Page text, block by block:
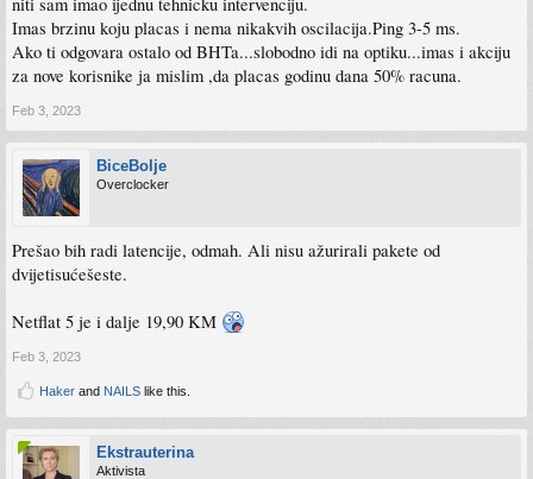
Imas brzinu koju placas i nema nikakvih oscilacija.Ping 3-5 ms.
Ako ti odgovara ostalo od BHTa...slobodno idi na optiku...imas i akciju
za nove korisnike ja mislim ,da placas godinu dana 50% racuna.
Feb 3, 2023
BiceBolje
Overclocker
Prešao bih radi latencije, odmah. Ali nisu ažurirali pakete od
dvijetisućešeste.
Netflat 5 je i dalje 19,90 KM
Feb 3, 2023
Haker and NAILS like this.
Ekstrauterina
Aktivista